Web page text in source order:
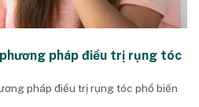
pháp điều trị rụng tóc
pháp điều trị rụng tóc phổ biến